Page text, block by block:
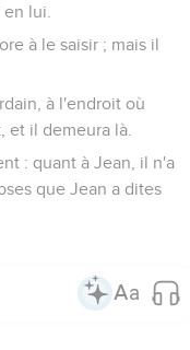
lui.
à le saisir ; mais il
à l'endroit où
et il demeura là.
: quant à Jean, il n'a
que Jean a dites